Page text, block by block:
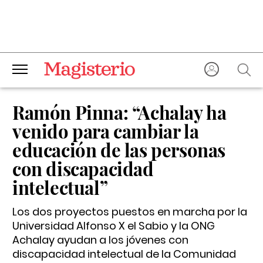
Ramón Pinna: “Achalay ha
venido para cambiar la
educación de las personas
con discapacidad
intelectual”
Los dos proyectos puestos en marcha por la
Universidad Alfonso X el Sabio y la ONG
Achalay ayudan a los jóvenes con
discapacidad intelectual de la Comunidad